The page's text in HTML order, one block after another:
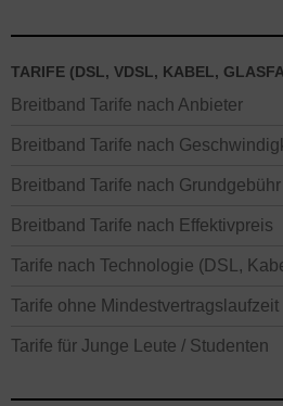
TARIFE (DSL, VDSL, KABEL,
Breitband Tarife nach Anbieter
Breitband Tarife nach
Breitband Tarife nach Grundgebühr
Breitband Tarife nach Effektivpreis
Tarife nach Technologie (DSL,
Tarife ohne Mindestvertragslaufzeit
Tarife für Junge Leute / Studenten